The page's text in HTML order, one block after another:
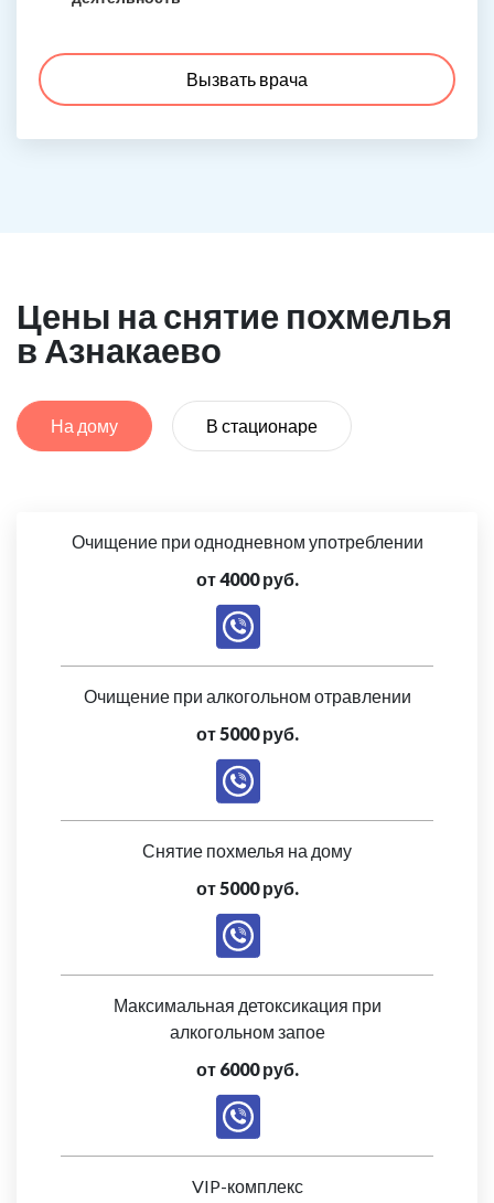
Вызвать врача
Цены на снятие похмелья
в Азнакаево
На дому В стационаре
Очищение при однодневном употреблении
от 4000 руб.
Очищение при алкогольном отравлении
от 5000 руб.
Снятие похмелья на дому
от 5000 руб.
Максимальная детоксикация при
алкогольном запое
от 6000 руб.
VIP-комплекс